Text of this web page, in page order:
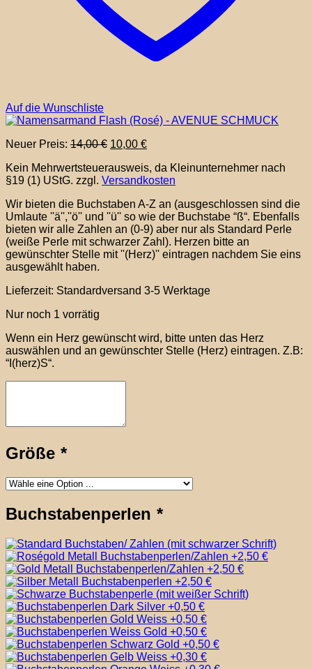
Auf die Wunschliste
Neuer Preis: 14,00€ Ursprünglicher
war:
14,00 €
10,00 €Aktueller
ist:
10,00 €.
Kein Mehrwertsteuerausweis, da Kleinunternehmer nach
§19 (1) UStG. zzgl. Versandkosten
Wir bieten die Buchstaben A-Z an (ausgeschlossen sind die
Umlaute ''ä'',''ö'' und ''ü'' so wie der Buchstabe “ß“. Ebenfalls
bieten wir alle Zahlen an (0-9) aber nur als Standard Perle
(weiße Perle mit schwarzer Zahl). Herzen bitte an
gewünschter Stelle mit ''(Herz)'' eintragen nachdem Sie eins
ausgewählt haben.
Lieferzeit: Standardversand 3-5 Werktage
Nur noch 1 vorrätig
Wenn ein Herz gewünscht wird, bitte unten das Herz
auswählen und an gewünschter Stelle (Herz) eintragen. Z.B:
“I(herz)S“.
Größe *
Buchstabenperlen *